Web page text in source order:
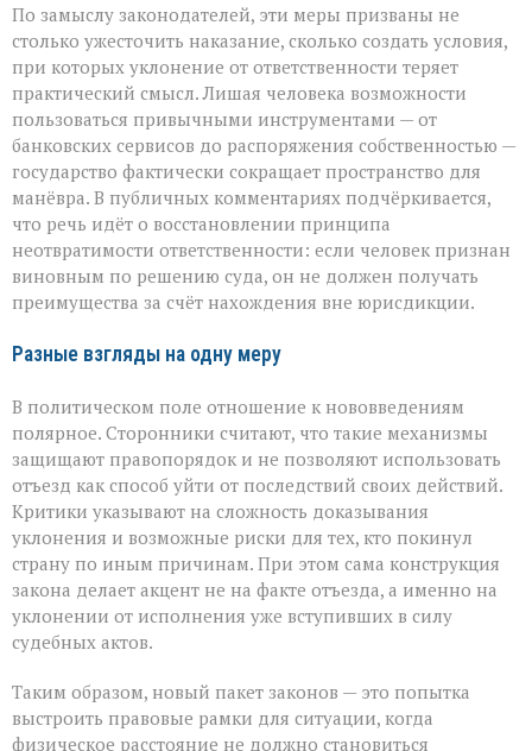
По замыслу законодателей, эти меры призваны не
столько ужесточить наказание, сколько создать условия,
при которых уклонение от ответственности теряет
практический смысл. Лишая человека возможности
пользоваться привычными инструментами — от
банковских сервисов до распоряжения собственностью —
государство фактически сокращает пространство для
манёвра. В публичных комментариях подчёркивается,
что речь идёт о восстановлении принципа
неотвратимости ответственности: если человек признан
виновным по решению суда, он не должен получать
преимущества за счёт нахождения вне юрисдикции.
Разные взгляды на одну меру
В политическом поле отношение к нововведениям
полярное. Сторонники считают, что такие механизмы
защищают правопорядок и не позволяют использовать
отъезд как способ уйти от последствий своих действий.
Критики указывают на сложность доказывания
уклонения и возможные риски для тех, кто покинул
страну по иным причинам. При этом сама конструкция
закона делает акцент не на факте отъезда, а именно на
уклонении от исполнения уже вступивших в силу
судебных актов.
Таким образом, новый пакет законов — это попытка
выстроить правовые рамки для ситуации, когда
физическое расстояние не должно становиться